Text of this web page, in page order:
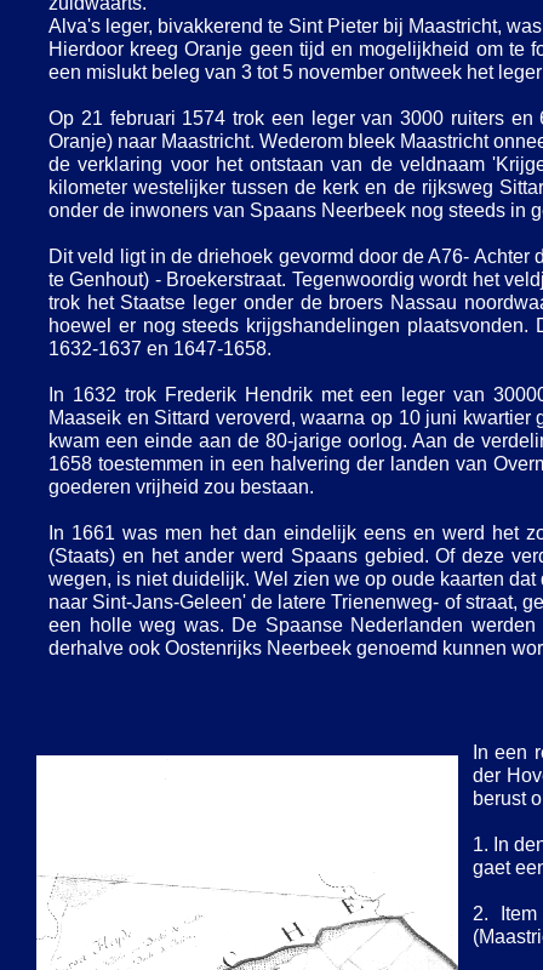
Alva's leger, bivakkerend te Sint Pieter bij Maastricht,
Hierdoor kreeg Oranje geen tijd en mogelijkheid om te
een mislukt beleg van 3 tot 5 november ontweek het
Op 21 februari 1574 trok een leger van 3000 ruiters
Oranje) naar Maastricht. Wederom bleek Maastricht
de verklaring voor het ontstaan van de veldnaam
kilometer westelijker tussen de kerk en de rijksweg
onder de inwoners van Spaans Neerbeek nog steeds in
Dit veld ligt in de driehoek gevormd door de A76- Achter
te Genhout) -Broekerstraat. Tegenwoordig wordt het
trok het Staatse leger onder de broers Nassau
hoewel er nog steeds krijgshandelingen
1632-1637 en 1647-1658.
In 1632 trok Frederik Hendrik met een leger van
Maaseik en Sittard veroverd, waarna op 10 juni
kwam een einde aan de 80-jarige oorlog. Aan de
1658 toestemmen in een halvering der landen van
goederen vrijheid zou bestaan.
In 1661 was men het dan eindelijk eens en werd het
(Staats) en het ander werd Spaans gebied. Of deze
wegen, is niet duidelijk. Wel zien we op oude kaarten
naar Sint-Jans-Geleen' de latere Trienenweg- of straat,
een holle weg was. De Spaanse Nederlanden
derhalve ook Oostenrijks Neerbeek genoemd kunnen
In een
der
berust
1. In
gaet
2.